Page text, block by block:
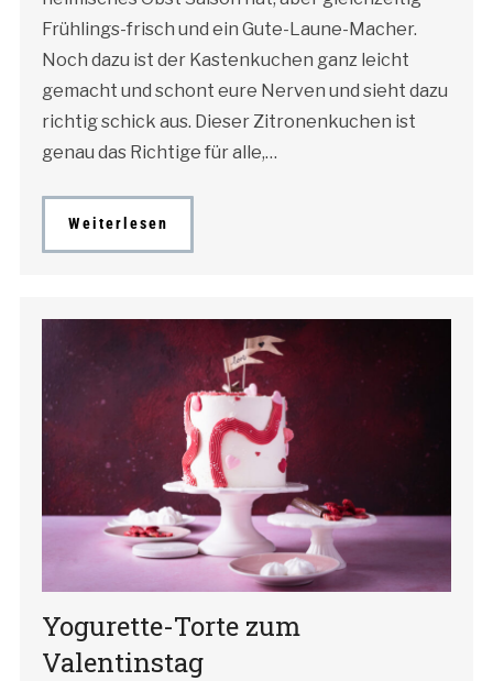
Frühlings-frisch und ein Gute-Laune-Macher.
Noch dazu ist der Kastenkuchen ganz leicht
gemacht und schont eure Nerven und sieht dazu
richtig schick aus. Dieser Zitronenkuchen ist
genau das Richtige für alle,…
Weiterlesen
Yogurette-Torte zum
Valentinstag